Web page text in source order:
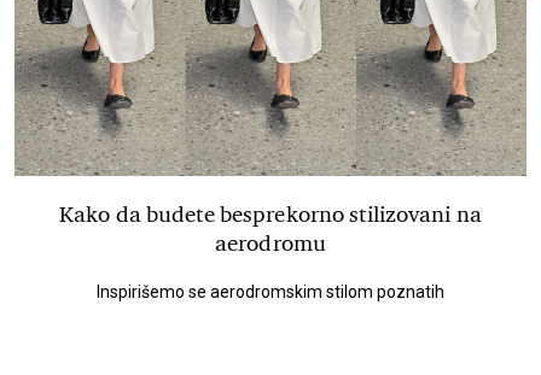
Kako da budete besprekorno stilizovani na
aerodromu
Inspirišemo se aerodromskim stilom poznatih